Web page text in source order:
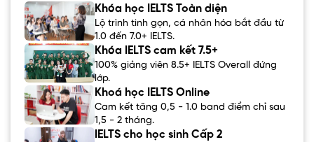
Khóa học IELTS Toàn diện
Lộ trình tinh gọn, cá nhân hóa bắt đầu từ
1.0 đến 7.0+ IELTS.
Khóa IELTS cam kết 7.5+
100% giảng viên 8.5+ IELTS Overall đứng
lớp.
Khoá học IELTS Online
Cam kết tăng 0,5 - 1.0 band điểm chỉ sau
1,5 - 2 tháng.
IELTS cho học sinh Cấp 2